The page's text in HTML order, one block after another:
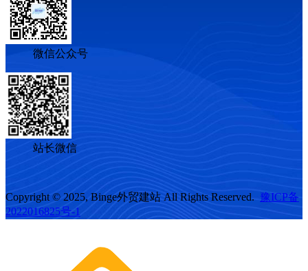
微信公众号
站长微信
Copyright © 2025, Binge外贸建站 All Rights Reserved. 豫ICP备
2022016825号-1